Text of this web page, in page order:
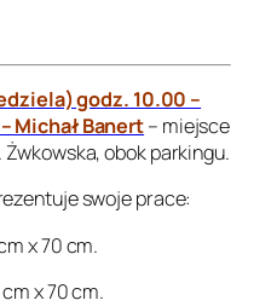
godz. 10.00 –
Michał Banert– miejsce
Żwkowska, obok parkingu.
swoje prace:
x 70 cm.
x 70 cm.